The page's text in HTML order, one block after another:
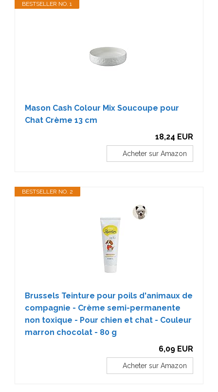
BESTSELLER NO. 1
Mason Cash Colour Mix Soucoupe pour
Chat Crème 13 cm
18,24 EUR
Acheter sur Amazon
BESTSELLER NO. 2
Brussels Teinture pour poils d'animaux de
compagnie - Crème semi-permanente
non toxique - Pour chien et chat - Couleur
marron chocolat - 80 g
6,09 EUR
Acheter sur Amazon